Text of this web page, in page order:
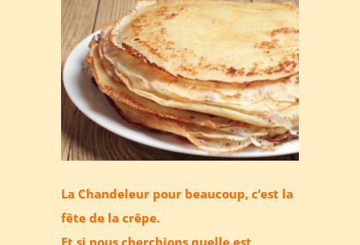
La Chandeleur pour beaucoup, c’est la
fête de la crêpe.
Et si nous cherchions quelle est